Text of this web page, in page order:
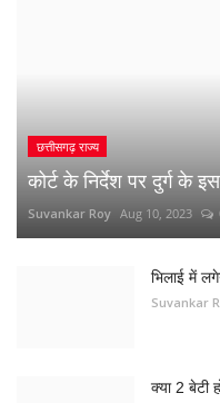
छत्तीसगढ़ राज्य
कोर्ट के निर्देश पर दुर्ग के
Suvankar Roy Aug 10, 2023
भिलाई में
Suvankar
क्या 2 बेटी